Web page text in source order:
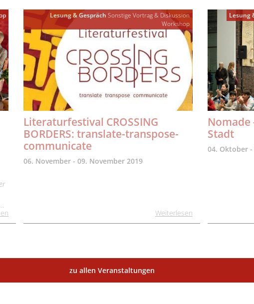
Lesung & Gespräch Sonstige Vortrag & Diskussion
Workshop
Literaturfestival CROSSING
BORDERS: translate-transpose-
communicate
06. November - 09. November 2019
Weiterlesen
Lesung
Nomade
Stadt
04. Oktober
zu allen Veranstaltungen